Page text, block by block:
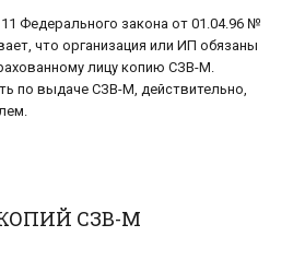
Федерального закона от 01.04.96 №
что организация или ИП обязаны
лицу копию СЗВ-М.
по выдаче СЗВ-М, действительно,
СЗВ-М